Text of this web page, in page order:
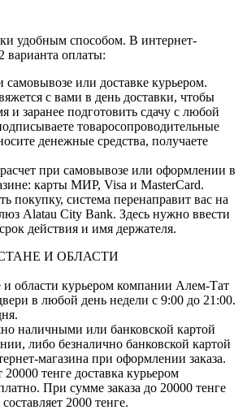
удобным способом. В интернет-
варианта оплаты:
или доставке курьером.
с вами в день доставки, чтобы
и заранее подготовить сдачу с любой
товаросопроводительные
денежные средства, получаете
при самовывозе или оформлении в
карты МИР, Visa и MasterCard.
покупку, система перенаправит вас на
Alatau City Bank. Здесь нужно ввести
действия и имя держателя.
И ОБЛАСТИ
и области курьером компании Алем-Тат
в любой день недели с 9:00 до 21:00.
наличными или банковской картой
либо безналично банковской картой
магазина при оформлении заказа.
тенге доставка курьером
При сумме заказа до 20000 тенге
2000 тенге.